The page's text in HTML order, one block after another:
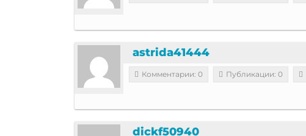
astrida41444
Комментарии: 0 Публикации: 0
dickf50940